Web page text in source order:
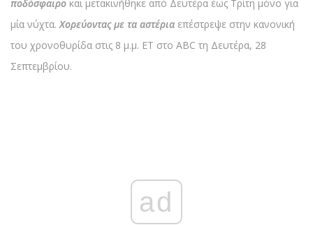
ποδόσφαιρο και μετακινήθηκε από Δευτέρα έως Τρίτη μόνο για
μία νύχτα.Χορεύοντας με τα αστέρια επέστρεψε στην κανονική
του χρονοθυρίδα στις 8 μ.μ. ET στο ABC τη Δευτέρα, 28
Σεπτεμβρίου.
ad